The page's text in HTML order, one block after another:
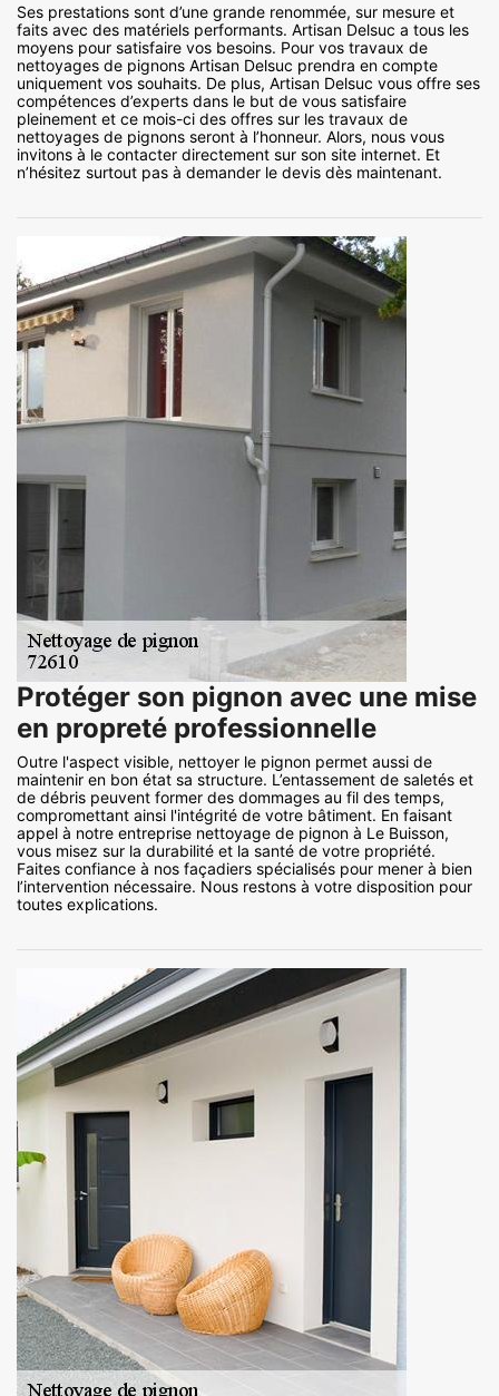
Ses prestations sont d’une grande renommée, sur mesure et
faits avec des matériels performants. Artisan Delsuc a tous les
moyens pour satisfaire vos besoins. Pour vos travaux de
nettoyages de pignons Artisan Delsuc prendra en compte
uniquement vos souhaits. De plus, Artisan Delsuc vous offre ses
compétences d’experts dans le but de vous satisfaire
pleinement et ce mois-ci des offres sur les travaux de
nettoyages de pignons seront à l’honneur. Alors, nous vous
invitons à le contacter directement sur son site internet. Et
n’hésitez surtout pas à demander le devis dès maintenant.
Protéger son pignon avec une mise
en propreté professionnelle
Outre l'aspect visible, nettoyer le pignon permet aussi de
maintenir en bon état sa structure. L’entassement de saletés et
de débris peuvent former des dommages au fil des temps,
compromettant ainsi l'intégrité de votre bâtiment. En faisant
appel à notre entreprise nettoyage de pignon à Le Buisson,
vous misez sur la durabilité et la santé de votre propriété.
Faites confiance à nos façadiers spécialisés pour mener à bien
l’intervention nécessaire. Nous restons à votre disposition pour
toutes explications.